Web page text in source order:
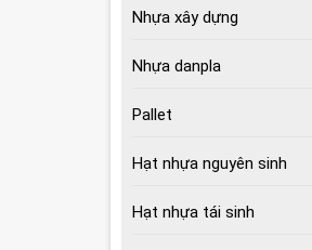
Nhựa xây dựng
Nhựa danpla
Pallet
Hạt nhựa nguyên sinh
Hạt nhựa tái sinh